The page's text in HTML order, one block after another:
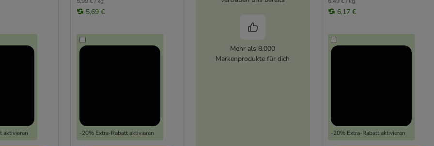
aktivieren
5,69 €
-20% Extra-Rabatt aktivieren
Mehr als 8.000
Markenprodukte für dich
6,17 €
-20% Extra-Rabatt aktivieren